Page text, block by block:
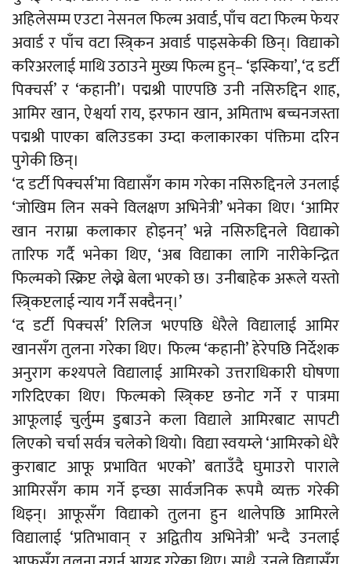
अहिलेसम्म एउटा नेसनल फिल्म अवार्ड, पाँच वटा फिल्म फेयर
अवार्ड र पाँच वटा स्त्रि्कन अवार्ड पाइसकेकी छिन्। विद्याको
करिअरलाई माथि उठाउने मुख्य फिल्म हुन्– ‘इस्किया’, ‘द डर्टी
पिक्चर्स’ र ‘कहानी’। पद्मश्री पाएपछि उनी नसिरुद्दिन शाह,
आमिर खान, ऐश्वर्या राय, इरफान खान, अमिताभ बच्चनजस्ता
पद्मश्री पाएका बलिउडका उम्दा कलाकारका पंक्तिमा दरिन
पुगेकी छिन्।
‘द डर्टी पिक्चर्स’मा विद्यासँग काम गरेका नसिरुद्दिनले उनलाई
‘जोखिम लिन सक्ने विलक्षण अभिनेत्री’ भनेका थिए। ‘आमिर
खान नराम्रा कलाकार होइनन्’ भन्ने नसिरुद्दिनले विद्याको
तारिफ गर्दै भनेका थिए, ‘अब विद्याका लागि नारीकेन्द्रित
फिल्मको स्क्रिप्ट लेख्ने बेला भएको छ। उनीबाहेक अरूले यस्तो
स्त्रि्कप्टलाई न्याय गर्नै सक्दैनन्।’
‘द डर्टी पिक्चर्स’ रिलिज भएपछि धेरैले विद्यालाई आमिर
खानसँग तुलना गरेका थिए। फिल्म ‘कहानी’ हेरेपछि निर्देशक
अनुराग कश्यपले विद्यालाई आमिरको उत्तराधिकारी घोषणा
गरिदिएका थिए। फिल्मको स्त्रि्कप्ट छनोट गर्ने र पात्रमा
आफूलाई चुर्लुम्म डुबाउने कला विद्याले आमिरबाट सापटी
लिएको चर्चा सर्वत्र चलेको थियो। विद्या स्वयम्ले ‘आमिरको धेरै
कुराबाट आफू प्रभावित भएको’ बताउँदै घुमाउरो पाराले
आमिरसँग काम गर्ने इच्छा सार्वजनिक रूपमै व्यक्त गरेकी
थिइन्। आफूसँग विद्याको तुलना हुन थालेपछि आमिरले
विद्यालाई ‘प्रतिभावान् र अद्वितीय अभिनेत्री’ भन्दै उनलाई